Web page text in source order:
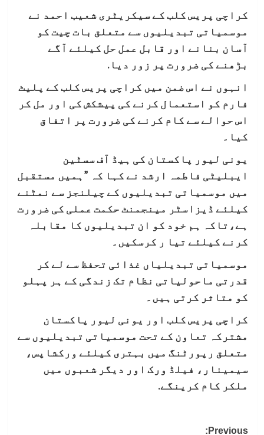
کراچی پریس کلب کے سیکریٹری شعیب احمد نے
موسمیاتی تبدیلیوں سے متعلق بات چیت کو
آسان بنانے اور قابل عمل حل کیلئے آگے
بڑھنے کی ضرورت پر زور دیا.
انہوں نے اس ضمن میں کراچی پریس کلب کے پلیٹ
فارم کو استعمال کرنے کی پیشکش کی اور مل کر
اس حوالے سے کام کرنے کی ضرورت پر اتفاق
کیا۔
یونی لیور پاکستان کی ہیڈ آف سسٹین
ایبلیٹی فاطمہ ارشد نے کہا کہ ”ہمیں مستقبل
میں موسمیاتی تبدیلیوں کے چیلنجز سے نمٹنے
کیلئے ڈیزاسٹر مینجمنٹ حکمت عملی کی ضرورت
ہے،تاکہ ہم خود کو ان تبدیلیوں کا مقابلہ
کرنے کیلئے تیا ر کرسکیں۔
موسمیاتی تبدیلیاں غذائی تحفظ سے لے کر
قدرتی ماحولیاتی نظام تک زندگی کے ہر پہلو
کو متاثر کرتی ہیں۔
کراچی پریس کلب اور یونی لیور پاکستان
مشترکہ تعاون کے تحت موسمیاتی تبدیلیوں سے
متعلق رپورٹنگ میں بہتری کیلئے ورکشاپس،
سیمینار، فیلڈ ورک اور دیگر شعبوں میں
ملکر کام کرینگے.
Previous: